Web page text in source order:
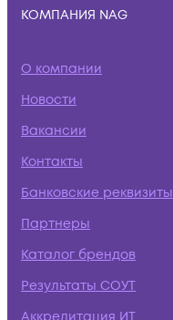
КОМПАНИЯ NAG
О компании
Новости
Вакансии
Контакты
Банковские реквизиты
Партнеры
Каталог брендов
Результаты СОУТ